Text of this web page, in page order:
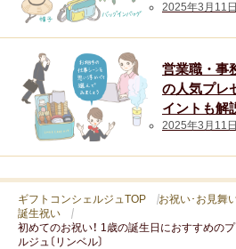
結婚内祝い
2025年3月11日
営業職・事
の人気プレ
イントも解
2025年3月11日
ギフトコンシェルジュTOP お祝い･お見舞
誕生祝い
初めてのお祝い！ 1歳の誕生日におすすめの
ルジュ〔リンベル〕